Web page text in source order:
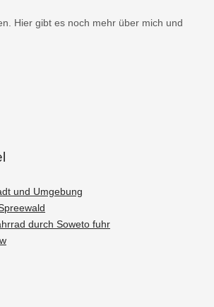
Hier gibt es noch mehr über mich und
und Umgebung
durch Soweto fuhr